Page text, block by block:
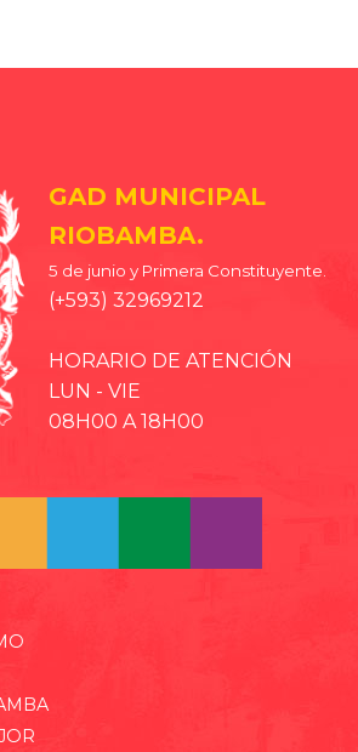
GAD MUNICIPAL
RIOBAMBA.
5 de junio y Primera Constituyente.
(+593) 32969212
HORARIO DE ATENCIÓN
LUN - VIE
08H00 A 18H00